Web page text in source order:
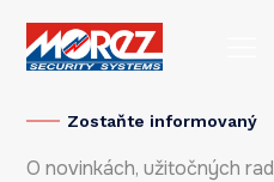
Zostaňte informovaný
O novinkách, užitočných